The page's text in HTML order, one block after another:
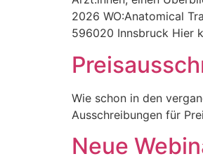
2026 WO:Anatomical
596020 Innsbruck Hier
Wie schon in den
Ausschreibungen für
Neue